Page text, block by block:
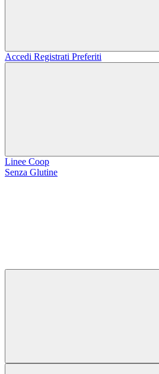
Accedi Registrati Preferiti
Linee Coop
Senza Glutine